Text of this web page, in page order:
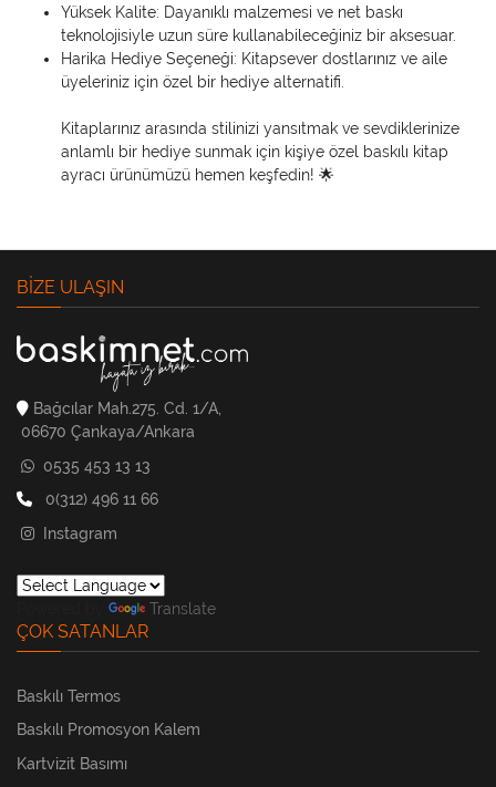
Yüksek Kalite: Dayanıklı malzemesi ve net baskı
teknolojisiyle uzun süre kullanabileceğiniz bir aksesuar.
Harika Hediye Seçeneği: Kitapsever dostlarınız ve aile
üyeleriniz için özel bir hediye alternatifi.
Kitaplarınız arasında stilinizi yansıtmak ve sevdiklerinize
anlamlı bir hediye sunmak için kişiye özel baskılı kitap
ayracı ürünümüzü hemen keşfedin! 🌟
BIZE ULAŞIN
Bağcılar Mah.275. Cd. 1/A,
06670 Çankaya/Ankara
0535 453 13 13
0(312) 496 11 66
Instagram
Translate
ÇOK SATANLAR
Baskılı Termos
Baskılı Promosyon Kalem
Kartvizit Basımı